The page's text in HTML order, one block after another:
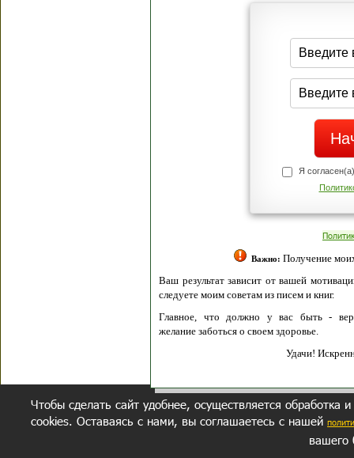
Я
Важно: Получение
Ваш результат зависит от вашей
следуете моим советам из писем и книг.
Главное, что должно у вас быть -
желание заботься о своем здоровье.
Удачи!
Чтобы сделать сайт удобнее, осуществляется обработка
cookies. Оставаясь с нами, вы соглашаетесь с нашей
вашего